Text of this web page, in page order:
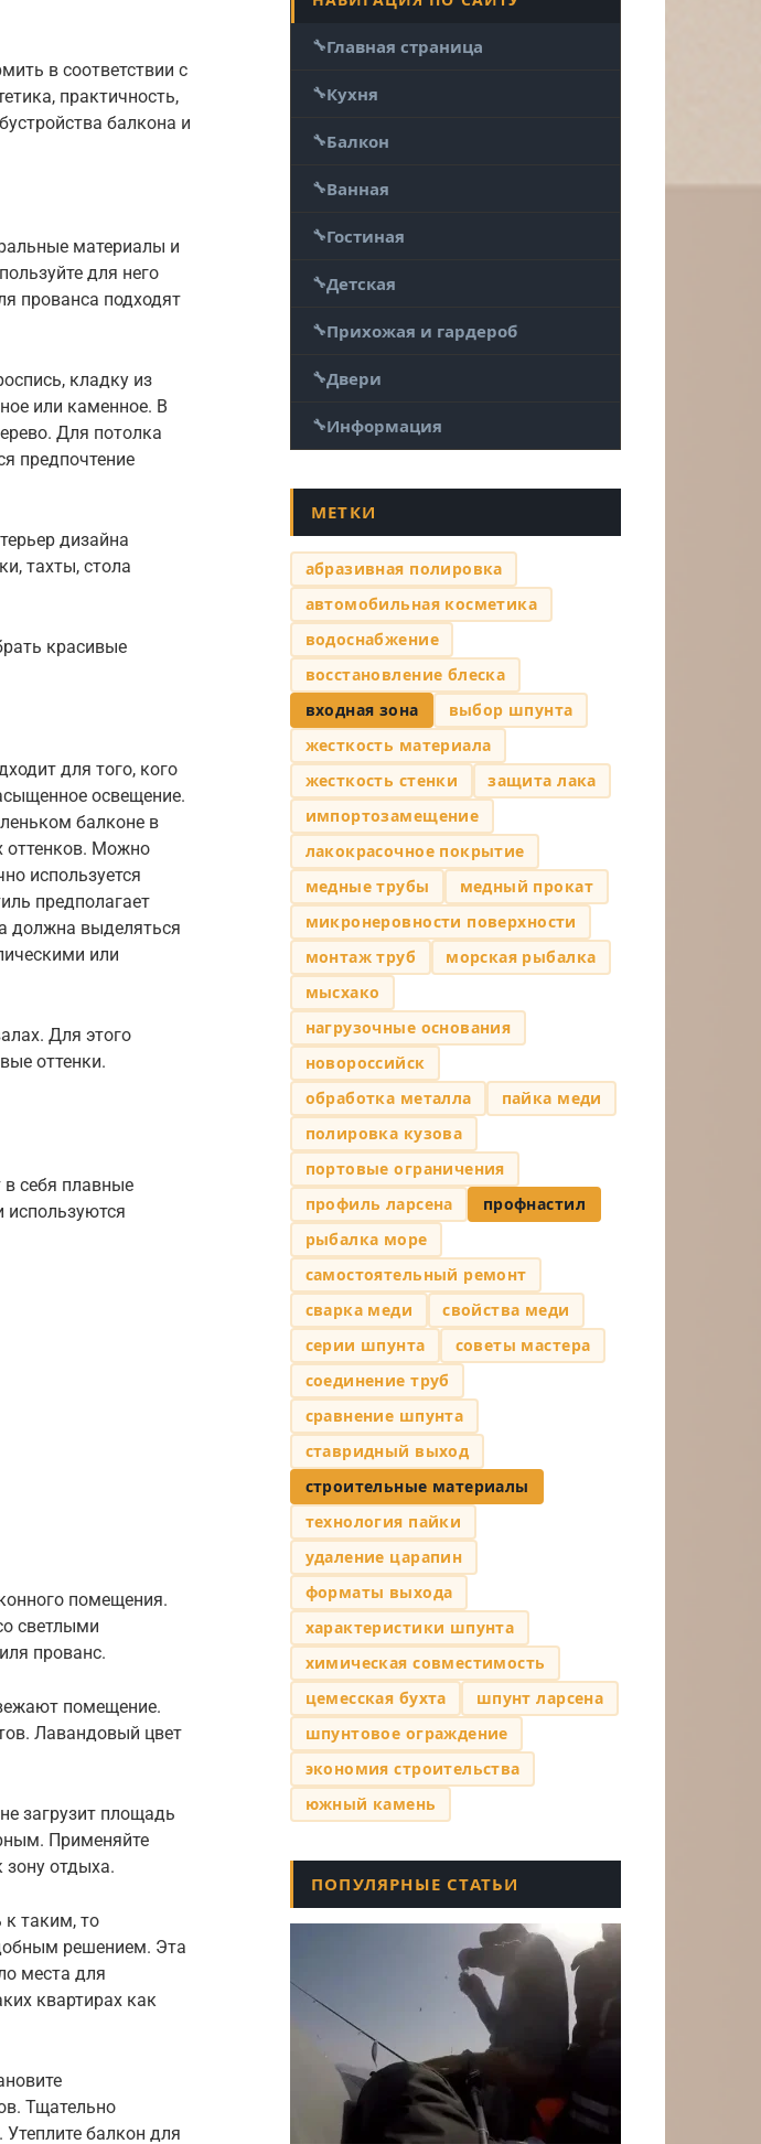
в соответствии с
практичность,
балкона и
материалы и
для него
прованса подходят
кладку из
или каменное. В
Для потолка
предпочтение
дизайна
тахты, стола
красивые
для того, кого
освещение.
балконе в
оттенков. Можно
используется
предполагает
должна выделяться
или
Для этого
оттенки.
себя плавные
помещения.
светлыми
прованс.
помещение.
Лавандовый цвет
загрузит площадь
Применяйте
зону отдыха.
к таким, то
решением. Эта
места для
квартирах как
Тщательно
балкон для
Главная страница
Кухня
Балкон
Ванная
Гостиная
Детская
Прихожая и гардероб
Двери
Информация
МЕТКИ
абразивная полировка
автомобильная косметика
водоснабжение
восстановление блеска
входная зона
выбор шпунта
жесткость материала
жесткость стенки
защита лака
импортозамещение
лакокрасочное покрытие
медные трубы
медный прокат
микронеровности поверхности
монтаж труб
морская рыбалка
мысхако
нагрузочные основания
новороссийск
обработка металла
пайка меди
полировка кузова
портовые ограничения
профиль ларсена
профнастил
рыбалка море
самостоятельный ремонт
сварка меди
свойства меди
серии шпунта
советы мастера
соединение труб
сравнение шпунта
ставридный выход
строительные материалы
технология пайки
удаление царапин
форматы выхода
характеристики шпунта
химическая совместимость
цемесская бухта
шпунт ларсена
шпунтовое ограждение
экономия строительства
южный камень
ПОПУЛЯРНЫЕ СТАТЬИ